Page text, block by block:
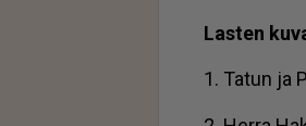
Las­ten
1. Ta­tun ja